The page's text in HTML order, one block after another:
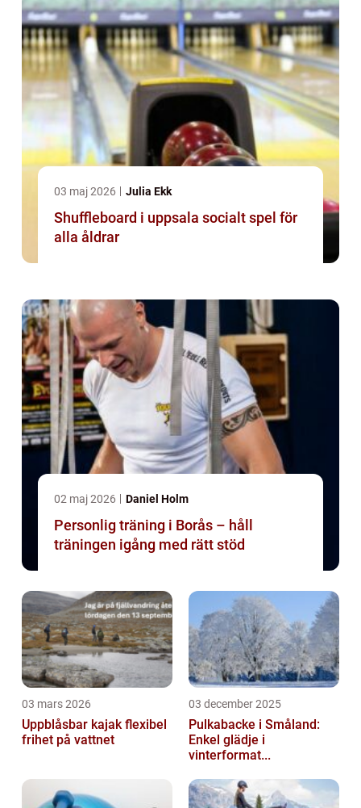
03 maj 2026 Julia Ekk
Shuffleboard i uppsala socialt spel för
alla åldrar
02 maj 2026 Daniel Holm
Personlig träning i Borås – håll
träningen igång med rätt stöd
03 mars 2026
Uppblåsbar kajak flexibel
frihet på vattnet
03 december 2025
Pulkabacke i Småland:
Enkel glädje i
vinterformat...